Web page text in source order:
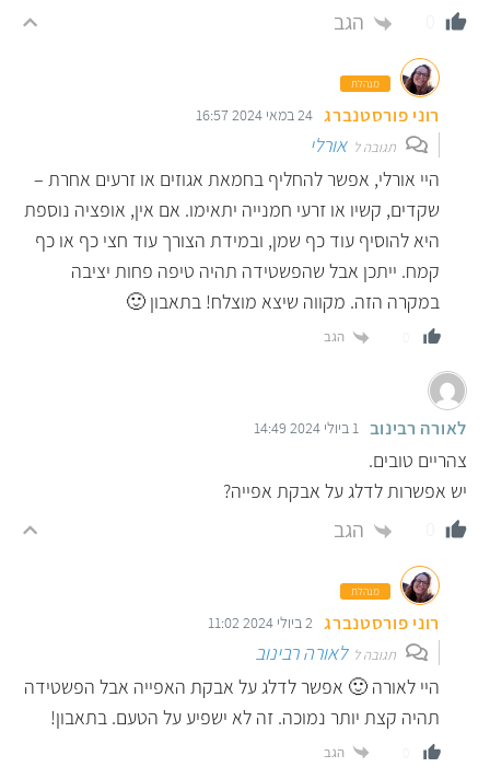
הגב
מנהלת
רוני פורסטנברג 24 במאי 2024 16:57
תגובה לאורלי
היי אורלי, אפשר להחליף בחמאת אגוזים או זרעים אחרת –
שקדים, קשיו או זרעי חמנייה יתאימו. אם אין, אופציה נוספת
היא להוסיף עוד כף שמן, ובמידת הצורך עוד חצי כף או כף
קמח. ייתכן אבל שהפשטידה תהיה טיפה פחות יציבה
במקרה הזה. מקווה שיצא מוצלח! בתאבון 🙂
הגב
לאורה רבינוב 1 ביולי 2024 14:49
צהריים טובים.
יש אפשרות לדלג על אבקת אפייה?
הגב
מנהלת
רוני פורסטנברג 2 ביולי 2024 11:02
תגובה ללאורה רבינוב
היי לאורה 🙂 אפשר לדלג על אבקת האפייה אבל הפשטידה
תהיה קצת יותר נמוכה. זה לא ישפיע על הטעם. בתאבון!
הגב